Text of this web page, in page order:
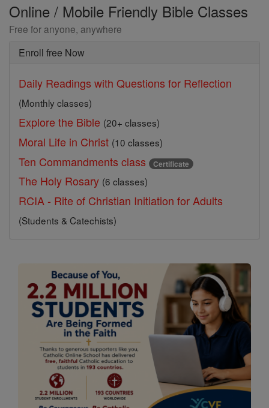
Online / Mobile Friendly Bible Classes
Free for anyone, anywhere
Enroll free Now
Daily Readings with Questions for Reflection
(Monthly classes)
Explore the Bible (20+ classes)
Moral Life in Christ (10 classes)
Ten Commandments class Certificate
The Holy Rosary (6 classes)
RCIA - Rite of Christian Initiation for Adults
(Students & Catechists)